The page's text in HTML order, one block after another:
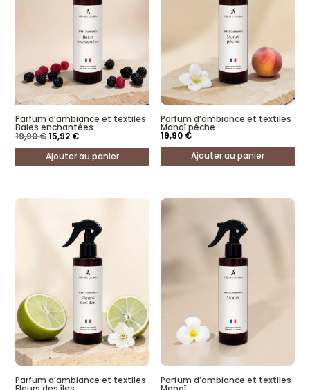
Parfum d’ambiance et textiles
Baies enchantées
19,90€Le
prix
initial
était :
19,90 €.
15,92 €Le
actuel
est :
15,92 €.
Ajouter au panier
Parfum d’ambiance et textiles
Monoï pêche
19,90 €
Ajouter au panier
Parfum d’ambiance et textiles Parfum d’ambiance et textiles